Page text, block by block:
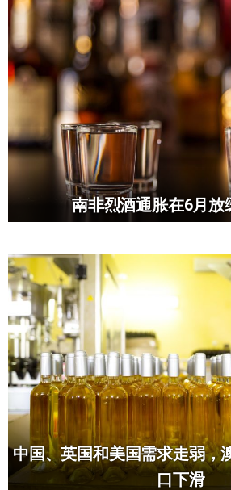
南非烈酒通胀在6月放
中国、英国和美国需求走弱，
口下滑